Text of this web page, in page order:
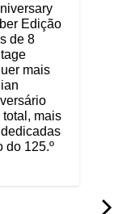
Edição
de 8
mais
mais
do 125.º